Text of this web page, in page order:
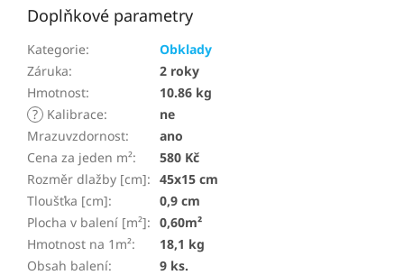
Doplňkové parametry
Kategorie:
Obklady
Záruka:
2 roky
Hmotnost:
10.86 kg
? Kalibrace:
ne
Mrazuvzdornost:
ano
Cena za jeden m²:
580 Kč
Rozměr dlažby [cm]: 45x15 cm
Tloušťka [cm]:
0,9 cm
Plocha v balení [m²]: 0,60m²
Hmotnost na 1m²:
18,1 kg
Obsah balení:
9 ks.